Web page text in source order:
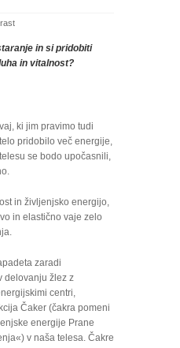
in si pridobiti
in vitalnost?
ki jim pravimo tudi
pridobilo več energije,
se bodo upočasnili,
in življenjsko energijo,
in elastično vaje zelo
zaradi
delovanju žlez z
centri,
Čaker (čakra pomeni
energije Prane
v naša telesa. Čakre